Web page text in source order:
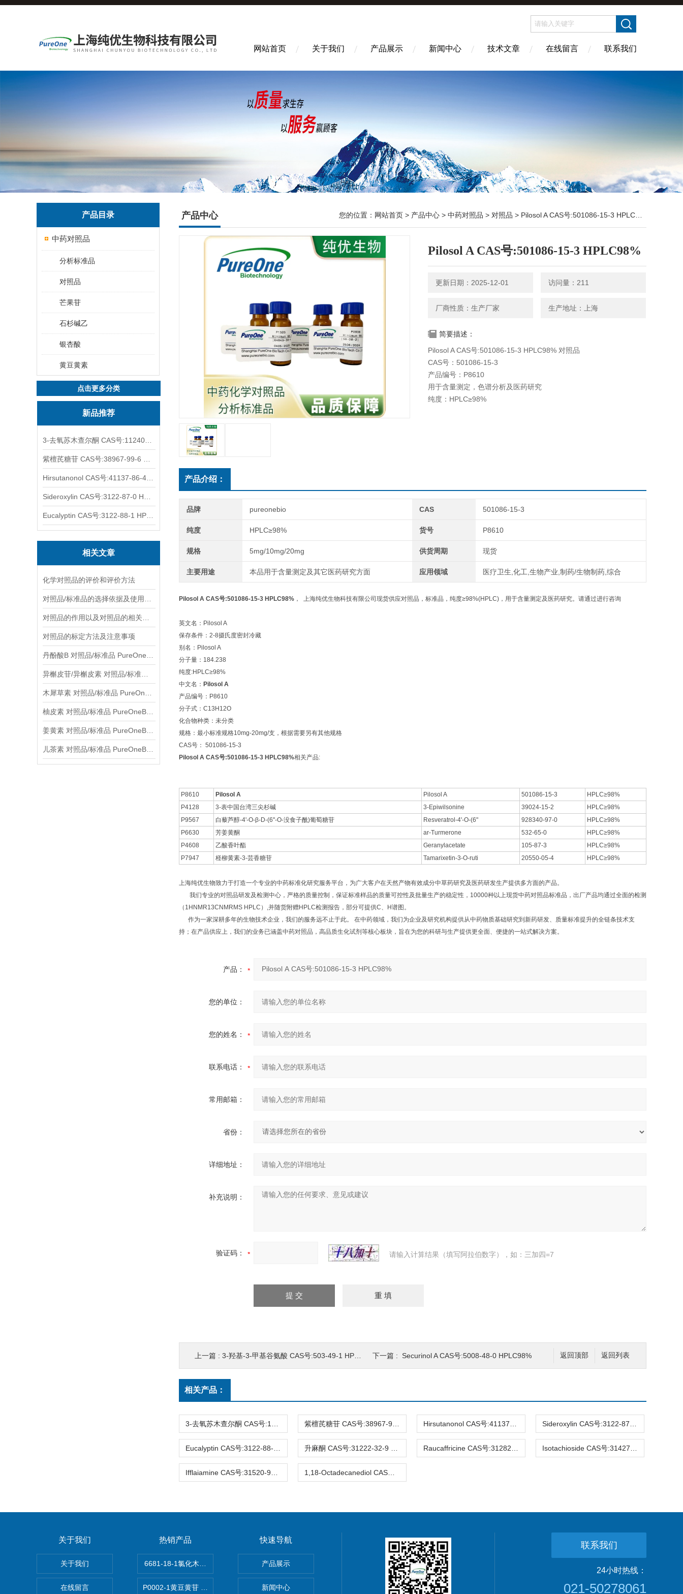
网站首页 关于我们 产品展示 新闻中心 技术文章 在线留言 联系我们
产品目录
中药对照品
分析标准品
对照品
芒果苷
石杉碱乙
银杏酸
黄豆黄素
点击更多分类
新品推荐
相关文章
化学对照品的评价和评价方法
对照品的标定方法及注意事项
产品中心 您的位置： 网站首页 > 产品中心 > 中药对照品 > 对照品 > Pilosol A CAS号:501086-15-3 HPLC98%
Pilosol A CAS号:501086-15-3 HPLC98%
更新日期：2025-12-01 访问量：211
厂商性质：生产厂家 生产地址：上海
简要描述：
Pilosol A CAS号:501086-15-3 HPLC98% 对照品
CAS号：501086-15-3
产品编号：P8610
用于含量测定，色谱分析及医药研究
纯度：HPLC≥98%
产品介绍：
品牌 pureonebio CAS 501086-15-3
纯度 HPLC≥98% 货号 P8610
规格 5mg/10mg/20mg 供货周期 现货
主要用途 本品用于含量测定及其它医药研究方面 应用领域 医疗卫生,化工,生物产业,制药/生物制药,综合
Pilosol A CAS号:501086-15-3 HPLC98% ， 上海纯优生物科技有限公司现货供应对照品，标准品，纯度≥98%(HPLC)，用于含量测定及医药研究。请通过进行咨询
英文名：Pilosol A
保存条件：2-8摄氏度密封冷藏
别名：Pilosol A
分子量：184.238
纯度:HPLC≥98%
中文名： Pilosol A
产品编号：P8610
分子式：C13H12O
化合物种类：未分类
规格：最小标准规格10mg-20mg/支，根据需要另有其他规格
CAS号： 501086-15-3
Pilosol A CAS号:501086-15-3 HPLC98%相关产品:
P8610 Pilosol A Pilosol A 501086-15-3
HPLC≥98%
P4128
3-表中国台湾三尖杉碱 3-Epiwilsonine 39024-15-2
HPLC≥98%
P9567
白藜芦醇-4'-O-β-D-(6''-O-没食子酰)葡萄糖苷 Resveratrol-4'-O-(6" 928340-97-0
HPLC≥98%
P6630
芳姜黄酮 ar-Turmerone 532-65-0
HPLC≥98%
P4608
乙酸香叶酯 Geranylacetate 105-87-3
HPLC≥98%
P7947
柽柳黄素-3-芸香糖苷 Tamarixetin-3-O-ruti 20550-05-4 HPLC≥98%
上海纯优生物致力于打造一个专业的中药标准化研究服务平台，为广大客户在天然产物有效成分中草药研究及医药研发生产提供多方面的产品。
我们专业的对照品研发及检测中心，严格的质量控制，保证标准样品的质量可控性及批量生产的稳定性，10000种以上现货中药对照品标准品，出厂产品均通过全面的检测
（1HNMR13CNMRMS HPLC）,并随货附赠HPLC检测报告，部分可提供C、H谱图。
作为一家深耕多年的生物技术企业，我们的服务远不止于此。 在中药领域，我们为企业及研究机构提供从中药物质基础研究到新药研发、质量标准提升的全链条技术支
持；在产品供应上，我们的业务已涵盖中药对照品，高品质生化试剂等核心板块，旨在为您的科研与生产提供更全面、便捷的一站式解决方案。
产品：
您的单位：
您的姓名：
联系电话：
常用邮箱：
省份：
详细地址：
补充说明：
验证码： 请输入计算结果（填写阿拉伯数字），如：三加四=7
返回列表
返回顶部
上一篇 : 3-羟基-3-甲基谷氨酸 CAS号:503-49-1 HPLC98% 下一篇 : Securinol A CAS号:5008-48-0 HPLC98%
相关产品：
关于我们
关于我们
在线留言
热销产品
6681-18-1氯化木兰花碱,magnoflorine chloride,植物提取物,标准品,对照品
P0002-1黄豆黄苷 40246-10-4 Glycitin 分析标准品
快速导航
产品展示
新闻中心
联系我们
24小时热线：
021-50278061